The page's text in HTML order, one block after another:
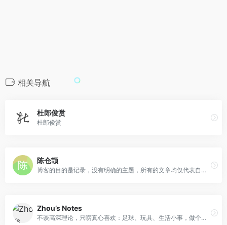
相关导航
杜郎俊赏
杜郎俊赏
陈仓颉
博客的目的是记录，没有明确的主题，所有的文章均仅代表自己。物质满足和精神满足，总有一个要在路上。
Zhou’s Notes
不谈高深理论，只唠真心喜欢：足球、玩具、生活小事，做个有温度的个人分享站